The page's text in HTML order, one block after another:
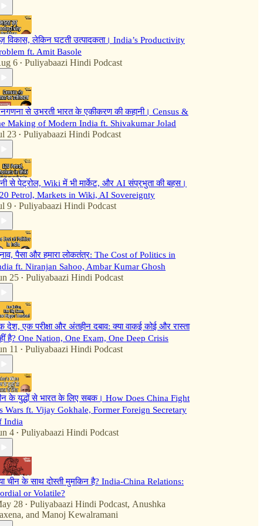
विकास, लेकिन घटती उत्पादकता। India’s Productivity
ft. Amit Basole
6 • Puliyabaazi Hindi Podcast
से उभरती भारत के एकीकरण की कहानी। Census &
Making of Modern India ft. Shivakumar Jolad
23 • Puliyabaazi Hindi Podcast
से पेट्रोल, Wiki में भी मार्केट, और AI संप्रभुता की बहस।
Petrol, Markets in Wiki, AI Sovereignty
9 • Puliyabaazi Hindi Podcast
पैसा और हमारा लोकतंत्र: The Cost of Politics in
ft. Niranjan Sahoo, Ambar Kumar Ghosh
25 • Puliyabaazi Hindi Podcast
देश, एक परीक्षा और अंतहीन दबाव: क्या वाकई कोई और रास्ता
है? One Nation, One Exam, One Deep Crisis
11 • Puliyabaazi Hindi Podcast
के युद्धों से भारत के लिए सबक। How Does China Fight
Wars ft. Vijay Gokhale, Former Foreign Secretary
India
4 • Puliyabaazi Hindi Podcast
चीन के साथ दोस्ती मुमकिन है? India-China Relations:
or Volatile?
28 • Puliyabaazi Hindi Podcast, Anushka
, and Manoj Kewalramani